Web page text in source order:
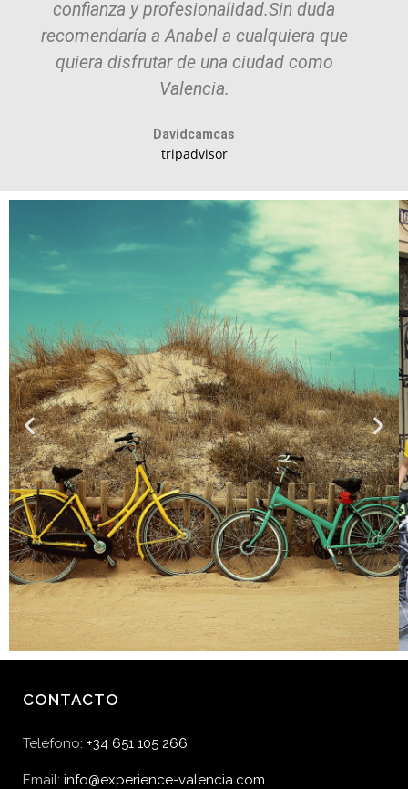
confianza y profesionalidad.Sin duda
recomendaría a Anabel a cualquiera que
quiera disfrutar de una ciudad como
Valencia.
Davidcamcas
tripadvisor
CONTACTO
Teléfono: +34 651 105 266
Email: info@experience-valencia.com